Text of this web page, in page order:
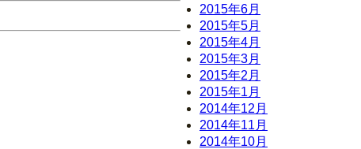
2015年6月
2015年5月
2015年4月
2015年3月
2015年2月
2015年1月
2014年12月
2014年11月
2014年10月